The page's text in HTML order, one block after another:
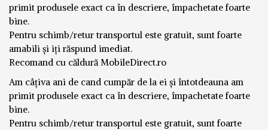
primit produsele exact ca în descriere, împachetate foarte
bine.
Pentru schimb/retur transportul este gratuit, sunt foarte
amabili și iți răspund imediat.
Recomand cu căldură MobileDirect.ro
Am câțiva ani de cand cumpăr de la ei și întotdeauna am
primit produsele exact ca în descriere, împachetate foarte
bine.
Pentru schimb/retur transportul este gratuit, sunt foarte